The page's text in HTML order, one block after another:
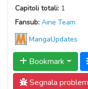
Capitoli totali: 1
Fansub: Aine Team
MangaUpdates
Bookmark
Segnala